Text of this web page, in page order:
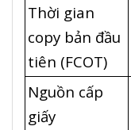
Thời gian
copy bản đầu
tiên (FCOT)
Nguồn cấp
giấy